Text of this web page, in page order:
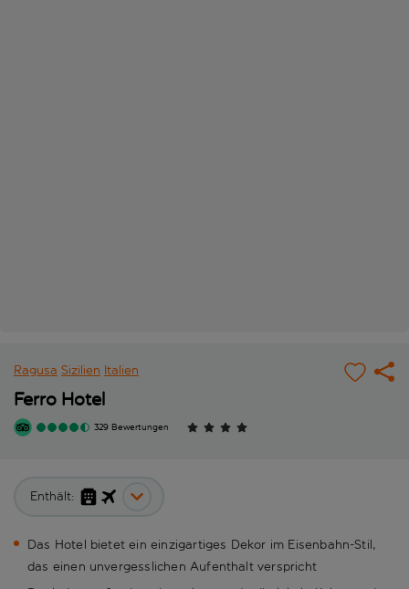
Ragusa Sizilien Italien
Ferro Hotel
329 Bewertungen
Enthält:
Das Hotel bietet ein einzigartiges Dekor im Eisenbahn-Stil,
das einen unvergesslichen Aufenthalt verspricht